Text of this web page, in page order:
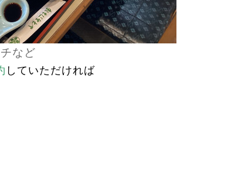
など
していただければ